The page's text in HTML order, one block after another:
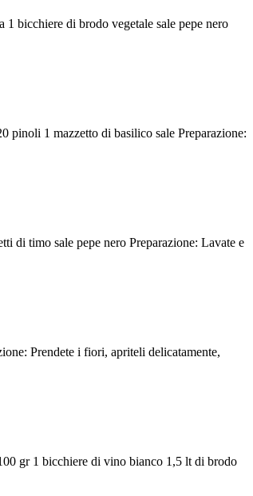
bicchiere di brodo vegetale sale pepe nero
pinoli 1 mazzetto di basilico sale Preparazione:
di timo sale pepe nero Preparazione: Lavate e
Prendete i fiori, apriteli delicatamente,
gr 1 bicchiere di vino bianco 1,5 lt di brodo